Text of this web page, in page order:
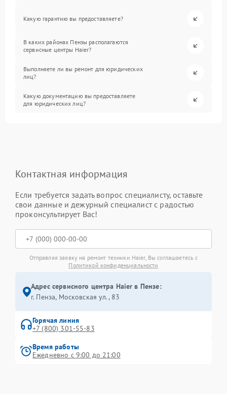
Какую гарантию вы предоставляете?
В каких районах Пензы располагаются
сервисные центры Haier?
Выполняете ли вы ремонт для юридических
лиц?
Какую документацию вы предоставляете
для юридических лиц?
Контактная информация
Если требуется задать вопрос специалисту, оставьте
свои данные и дежурный специалист с радостью
проконсультирует Вас!
Отправляя заявку на ремонт техники Haier, Вы соглашаетесь с
Политикой конфиденциальности
Адрес сервисного центра Haier в Пензе:
г. Пенза, Московская ул., 83
Горячая линия
+7 (800) 301-55-83
Время работы
Ежедневно с 9:00 до 21:00